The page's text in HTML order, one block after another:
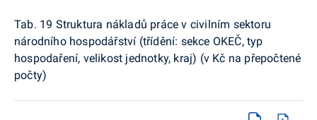
Tab. 19 Struktura nákladů práce v civilním sektoru
národního hospodářství (třídění: sekce OKEČ, typ
hospodaření, velikost jednotky, kraj) (v Kč na přepočtené
počty)